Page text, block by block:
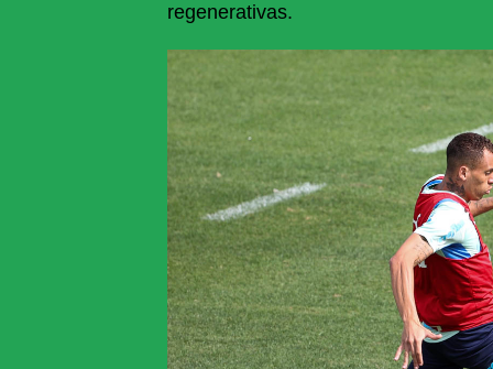
regenerativas.